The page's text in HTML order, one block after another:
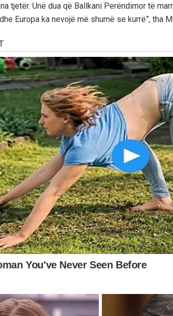
tjetër. Unë dua që Ballkani Perëndimor të
Europa ka nevojë më shumë se kurrë”, tha